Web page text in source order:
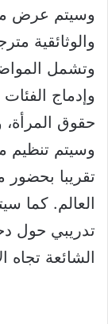
وسيتم عرض
والوثائقية
وتشمل
وإدماج
حقوق المرأة،
وسيتم تنظيم
تقريبا بحضور
العالم. كما
تدريبي حول
الشائعة تجاه